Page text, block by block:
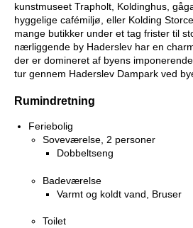
kunstmuseet Trapholt, Koldinghus,
hyggelige cafémiljø, eller Kolding
mange butikker under et tag frister til
nærliggende by Haderslev har en
der er domineret af byens
tur gennem Haderslev Dampark ved
Rumindretning
Feriebolig
Soveværelse, 2 personer
Dobbeltseng
Badeværelse
Varmt og koldt vand, Bruser
Toilet